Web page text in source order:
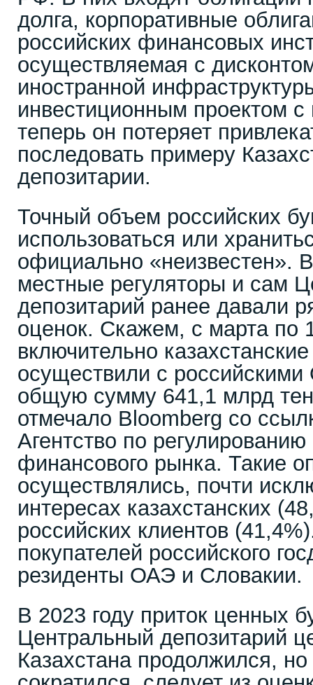
долга, корпоративные
российских финансовых
осуществляемая с
иностранной
инвестиционным проектом
теперь он потеряет
последовать примеру
депозитарии.
Точный объем российских
использоваться или
официально «неизвестен».
местные регуляторы и сам
депозитарий ранее давали
оценок. Скажем, с марта по
включительно
осуществили с
общую сумму 641,1 млрд
отмечало Bloomberg со
Агентство по
финансового рынка. Такие
осуществлялись, почти
интересах казахстанских
российских клиентов
покупателей российского
резиденты ОАЭ и Словакии.
В 2023 году приток ценных
Центральный депозитарий
Казахстана продолжился,